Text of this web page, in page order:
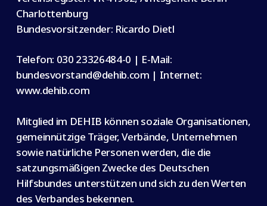
Charlottenburg
Bundesvorsitzender: Ricardo Dietl
Telefon: 030 23326484-0 | E-Mail:
bundesvorstand@dehib.com | Internet:
www.dehib.com
Mitglied im DEHIB können soziale Organisationen,
gemeinnützige Träger, Verbände, Unternehmen
sowie natürliche Personen werden, die die
satzungsmäßigen Zwecke des Deutschen
Hilfsbundes unterstützen und sich zu den Werten
des Verbandes bekennen.